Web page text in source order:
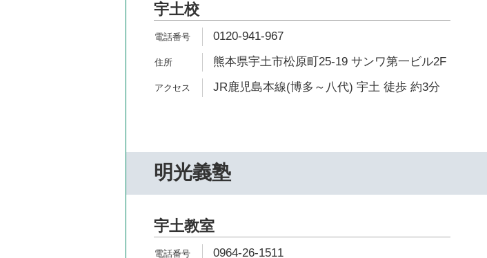
宇土校
0120-941-967
熊本県宇土市松原町25-19 サンワ第一ビル2F
JR鹿児島本線(博多～八代) 宇土 徒歩 約3分
明光義塾
宇土教室
0964-26-1511